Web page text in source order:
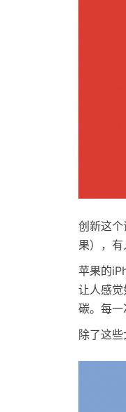
创新这
果），有
苹果的
让人感
碳。每一
除了这